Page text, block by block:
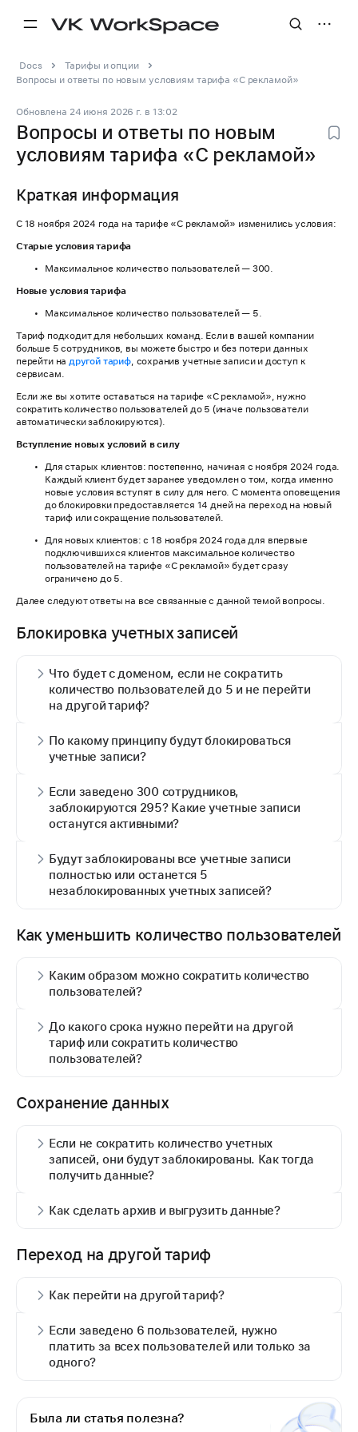
Docs
Тарифы и опции
Вопросы и ответы по новым условиям тарифа «С рекламой»
Обновлена 24 июня 2026 г. в 13:02
Вопросы и ответы по новым
условиям тарифа «С рекламой»
Краткая информация
С 18 ноября 2024 года на тарифе «С рекламой» изменились условия:
Старые условия тарифа
Максимальное количество пользователей — 300.
Новые условия тарифа
Максимальное количество пользователей — 5.
Тариф подходит для небольших команд. Если в вашей компании
больше 5 сотрудников, вы можете быстро и без потери данных
перейти надругой тариф, сохранив учетные записи и доступ к
сервисам.
Если же вы хотите оставаться на тарифе «С рекламой», нужно
сократить количество пользователей до 5 (иначе пользователи
автоматически заблокируются).
Вступление новых условий в силу
Для старых клиентов: постепенно, начиная с ноября 2024 года.
Каждый клиент будет заранее уведомлен о том, когда именно
новые условия вступят в силу для него. С момента оповещения
до блокировки предоставляется 14 дней на переход на новый
тариф или сокращение пользователей.
Для новых клиентов: с 18 ноября 2024 года для впервые
подключившихся клиентов максимальное количество
пользователей на тарифе «С рекламой» будет сразу
ограничено до 5.
Далее следуют ответы на все связанные с данной темой вопросы.
Блокировка учетных записей
Что будет с доменом, если не сократить
количество пользователей до 5 и не перейти
на другой тариф?
По какому принципу будут блокироваться
учетные записи?
Если заведено 300 сотрудников,
заблокируются 295? Какие учетные записи
останутся активными?
Будут заблокированы все учетные записи
полностью или останется 5
незаблокированных учетных записей?
Как уменьшить количество пользователей
Каким образом можно сократить количество
пользователей?
До какого срока нужно перейти на другой
тариф или сократить количество
пользователей?
Сохранение данных
Если не сократить количество учетных
записей, они будут заблокированы. Как тогда
получить данные?
Как сделать архив и выгрузить данные?
Переход на другой тариф
Как перейти на другой тариф?
Если заведено 6 пользователей, нужно
платить за всех пользователей или только за
одного?
Была ли статья полезна?